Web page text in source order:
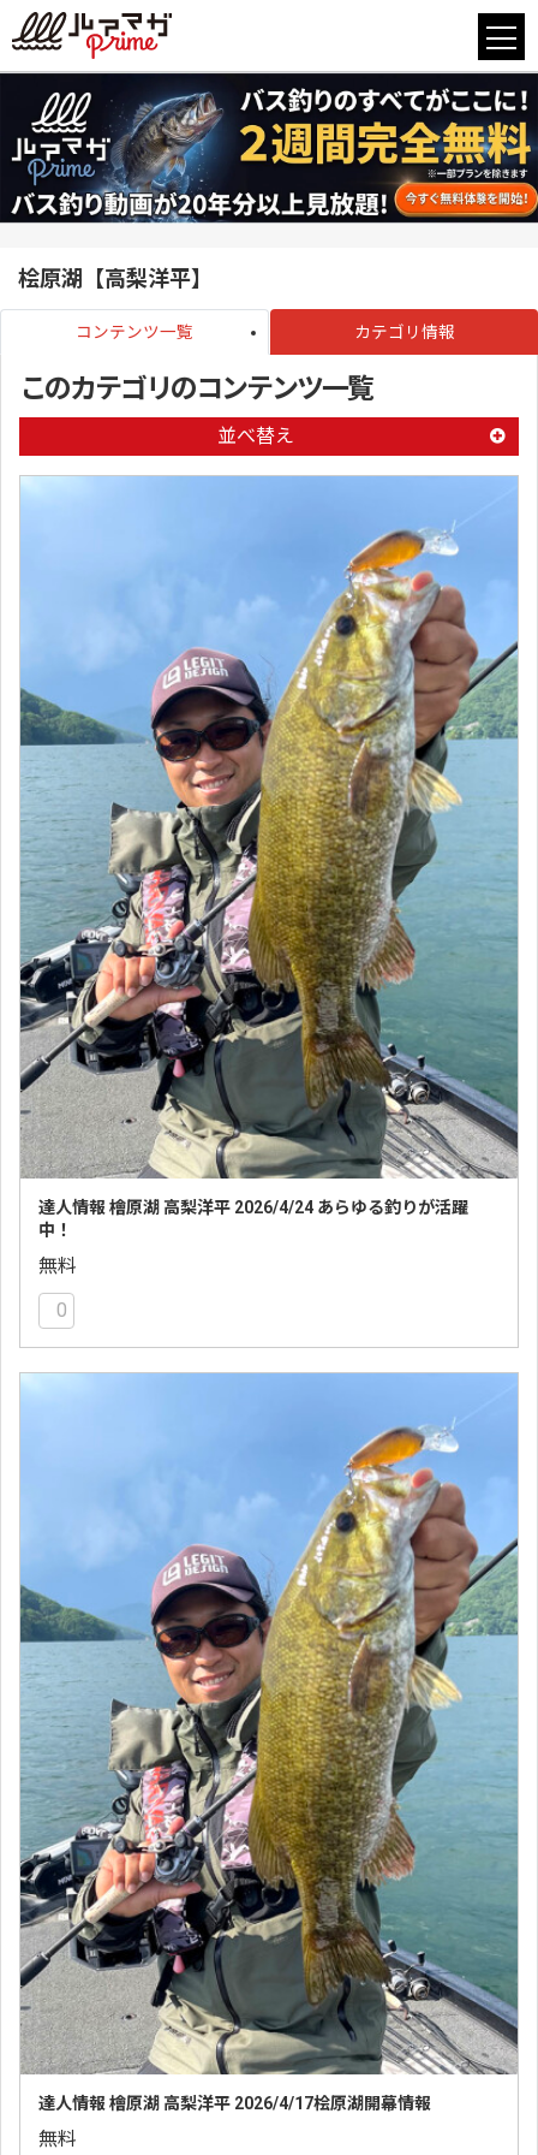
桧原湖【高梨洋平】
コンテンツ一覧 カテゴリ情報
このカテゴリのコンテンツ一覧
並べ替え
達人情報 檜原湖 高梨洋平 2026/4/24 あらゆる釣りが活躍
中！
無料
0
達人情報 檜原湖 高梨洋平 2026/4/17桧原湖開幕情報
無料